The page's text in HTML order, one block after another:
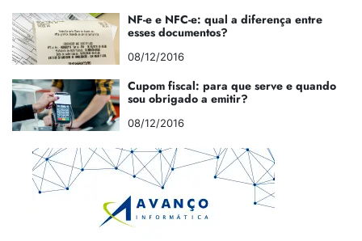
NF-e e NFC-e: qual a diferença entre
esses documentos?
08/12/2016
Cupom fiscal: para que serve e quando
sou obrigado a emitir?
08/12/2016